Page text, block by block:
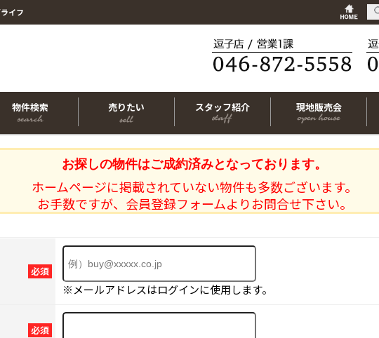
イフ
物件検索 売りたい スタッフ紹介 現地販売会
お探しの物件はご成約済みとなっております。
ホームページに掲載されていない物件も多数ございます。
お手数ですが、会員登録フォームよりお問合せ下さい。
必須
※メールアドレスはログインに使用します。
必須